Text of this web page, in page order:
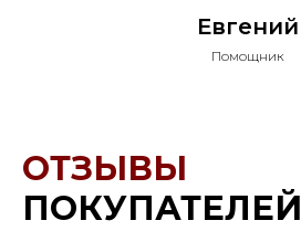
Евгений
Помощник
ОТЗЫВЫ
ПОКУПАТЕЛЕЙ